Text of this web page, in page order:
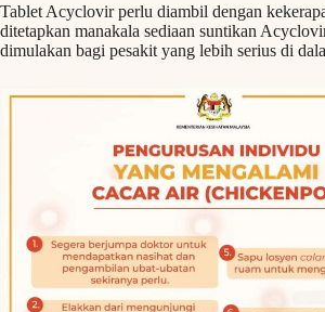
Tablet Acyclovir perlu diambil dengan
ditetapkan manakala sediaan suntikan
dimulakan bagi pesakit yang lebih serius di